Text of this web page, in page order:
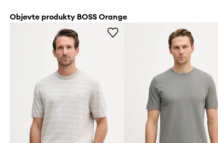
Objevte produkty BOSS Orange